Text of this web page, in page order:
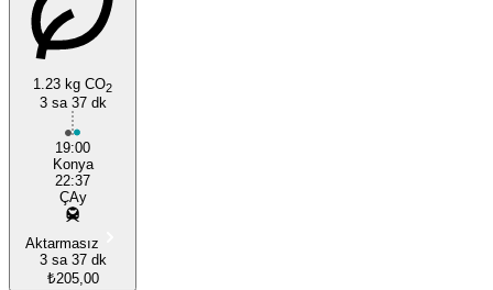
1.23 kg CO2
3 sa 37 dk
19:00
Konya
22:37
ÇAy
Aktarmasız
3 sa 37 dk
₺205,00